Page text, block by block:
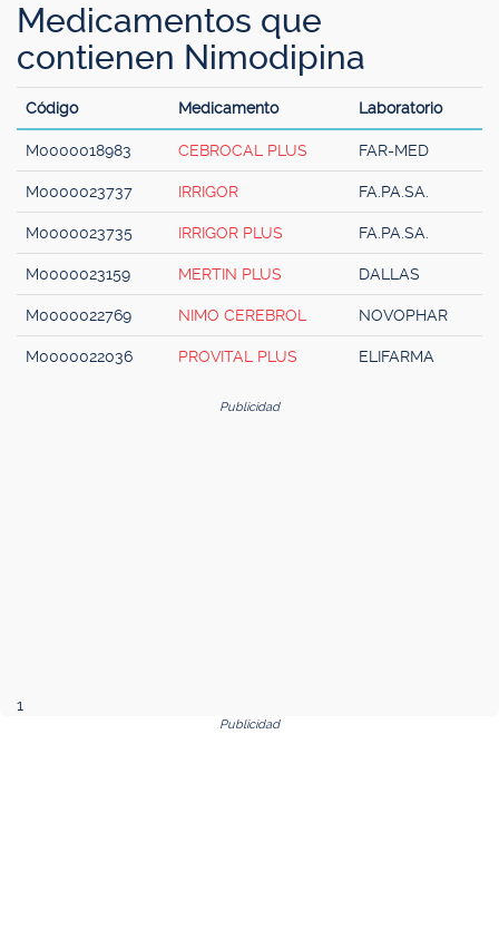
Medicamentos que
contienen Nimodipina
Código Medicamento Laboratorio
M0000018983 CEBROCAL PLUS FAR-MED
M0000023737 IRRIGOR FA.PA.SA.
M0000023735 IRRIGOR PLUS FA.PA.SA.
M0000023159 MERTIN PLUS DALLAS
M0000022769 NIMO CEREBROL NOVOPHAR
M0000022036 PROVITAL PLUS ELIFARMA
Publicidad
1
Publicidad